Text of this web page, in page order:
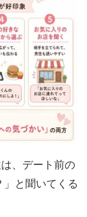
、デート前の
と聞いてくる